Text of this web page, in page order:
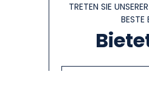
TRETEN SIE
BESTE